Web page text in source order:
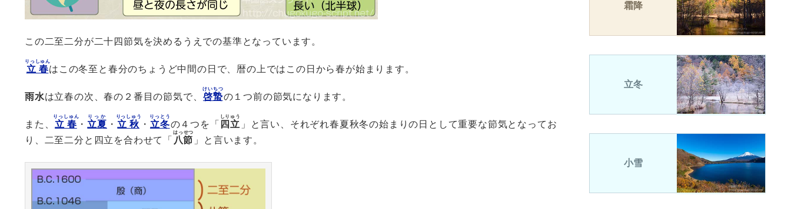
この二至二分が二十四節気を決めるうえでの基準となっています。
立春
りっしゅん
はこの冬至と春分のちょうど中間の日で、暦の上ではこの日から春が始まります。
雨水は立春の次、春の２番目の節気で、 啓蟄
けいちつ
の１つ前の節気になります。
また、 立春
りっしゅん
・ 立夏
りっか
・ 立秋
りっしゅう
・ 立冬
りっとう
の４つを「 四立
しりゅう
」と言い、それぞれ春夏秋冬の始まりの日として重要な節気となってお
り、二至二分と四立を合わせて「 八節
はっせつ
」と言います。
霜降
立冬
小雪